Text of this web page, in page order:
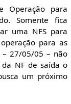
Operação para
Somente fica
uma NFS para
para as
– 27/05/05 – não
NF de saída o
um próximo